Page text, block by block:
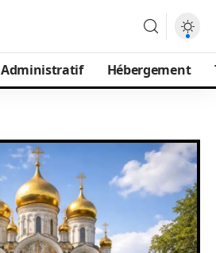
Administratif Hébergement